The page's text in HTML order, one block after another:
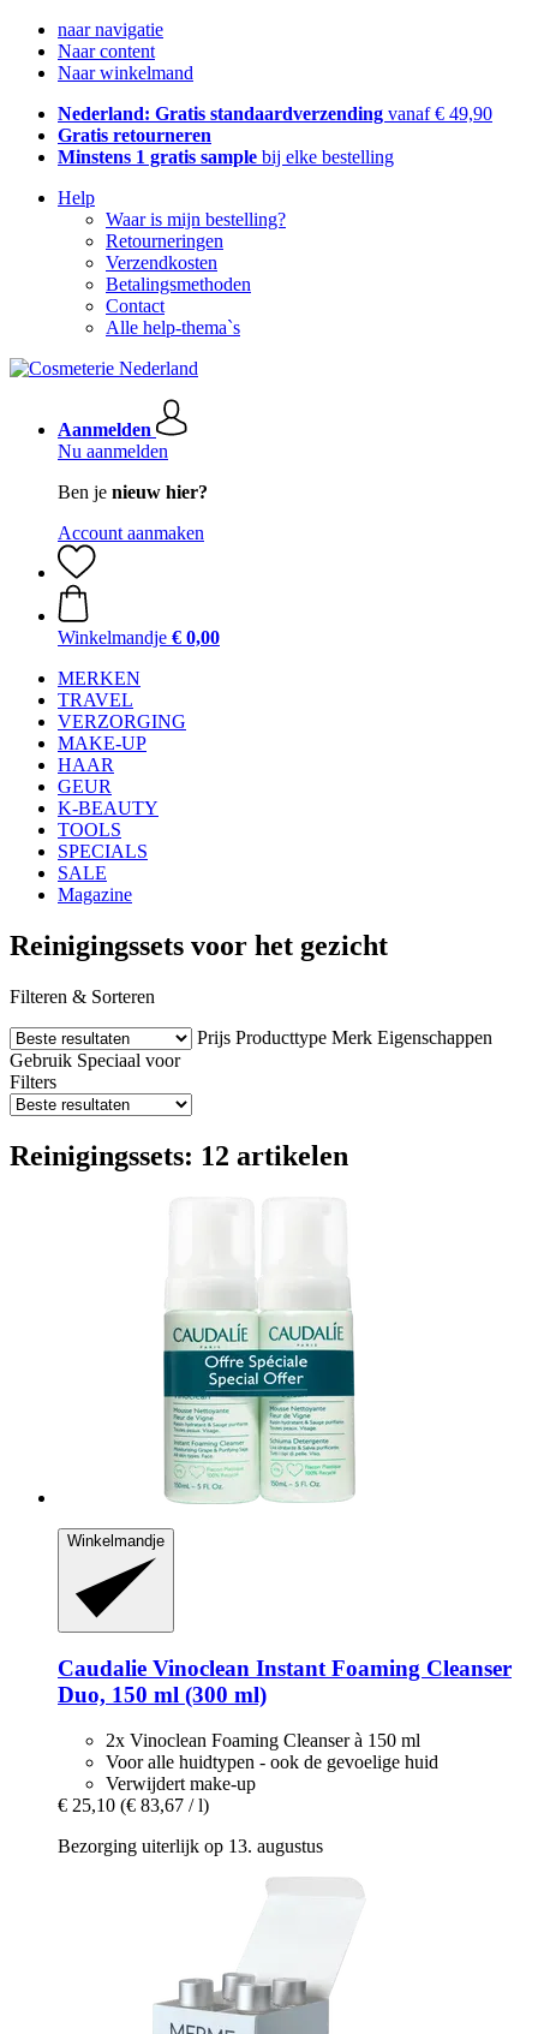
naar navigatie
Naar content
Naar winkelmand
Nederland: Gratis standaardverzending vanaf € 49,90
Gratis retourneren
Minstens 1 gratis sample bij elke bestelling
Help
Waar is mijn bestelling?
Retourneringen
Verzendkosten
Betalingsmethoden
Contact
Alle help-thema`s
Aanmelden
Nu aanmelden
Ben je nieuw hier?
Account aanmaken
Winkelmandje € 0,00
MERKEN
TRAVEL
VERZORGING
MAKE-UP
HAAR
GEUR
K-BEAUTY
TOOLS
SPECIALS
SALE
Magazine
Reinigingssets voor het gezicht
Filteren & Sorteren
Prijs Producttype Merk Eigenschappen
Gebruik Speciaal voor
Filters
Reinigingssets: 12 artikelen
Winkelmandje
Caudalie Vinoclean Instant Foaming Cleanser
Duo, 150 ml (300 ml)
2x Vinoclean Foaming Cleanser à 150 ml
Voor alle huidtypen - ook de gevoelige huid
Verwijdert make-up
€ 25,10 (€ 83,67 / l)
Bezorging uiterlijk op 13. augustus